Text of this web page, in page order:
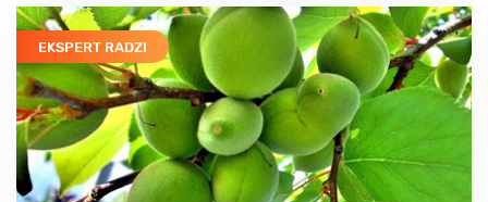
tym, jakie wybierać iglaki do ogrodu, które z nich będą
najlepsze i co je wyróżnia, dowiesz się z tego artykułu.
EKSPERT RADZI